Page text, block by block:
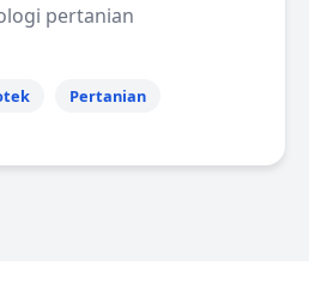
pertanian
Pertanian